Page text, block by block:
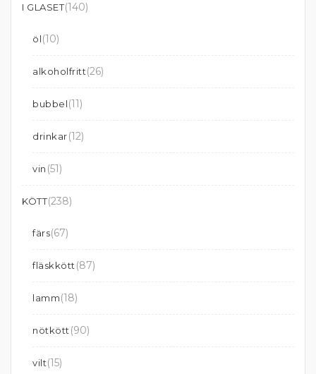
I GLASET(140)
öl(10)
alkoholfritt(26)
bubbel(11)
drinkar(12)
vin (51)
KÖTT(238)
färs(67)
fläskkött (87)
lamm(18)
nötkött (90)
vilt(15)